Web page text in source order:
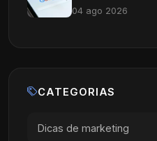
04 ago 2026
CATEGORIAS
Dicas de marketing